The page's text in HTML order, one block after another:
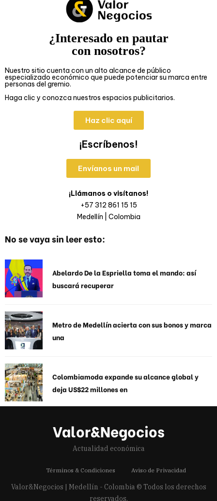
¿Interesado en pautar
con nosotros?
Nuestro sitio cuenta con un alto alcance de público
especializado económico que puede potenciar su marca entre
personas del gremio.
Haga clic y conozca nuestros espacios publicitarios.
Haz clic aquí
¡Escríbenos!
Envíanos un mail
¡Llámanos o visítanos!
+57 312 861 15 15
Medellín | Colombia
No se vaya sin leer esto:
Abelardo De la Espriella toma el mando: así
buscará recuperar
Metro de Medellín acierta con sus bonos y marca
una
Colombiamoda expande su alcance global y
deja US$22 millones en
Valor&Negocios
Actualidad económica
Términos & Condiciones Aviso de Privacidad